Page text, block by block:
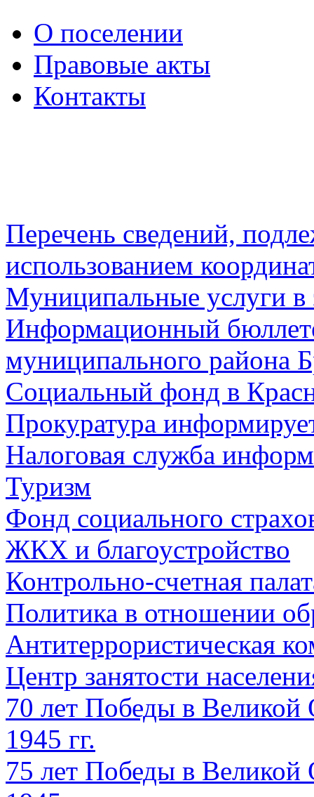
О поселении
Правовые акты
Контакты
Перечень сведений,
использованием
Муниципальные услуги в
Информационный
муниципального района
Социальный фонд в
Прокуратура
Налоговая служба
Туризм
Фонд социального
ЖКХ и благоустройство
Контрольно-счетная
Политика в отношении
Антитеррористическая
Центр занятости
70 лет Победы в Великой
1945 гг.
75 лет Победы в Великой